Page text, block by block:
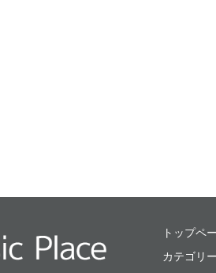
ミュージックプレ
トップペ
カテゴリ